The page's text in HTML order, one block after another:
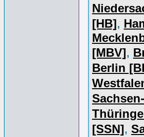
[HB],
[MBV],
Berlin
[SSN],